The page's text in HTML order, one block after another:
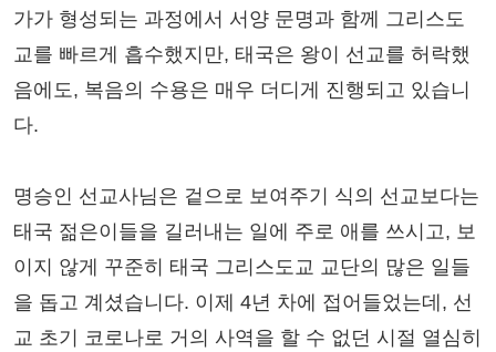
가가 형성되는 과정에서 서양 문명과 함께 그리스도
교를 빠르게 흡수했지만, 태국은 왕이 선교를 허락했
음에도, 복음의 수용은 매우 더디게 진행되고 있습니
다.
명승인 선교사님은 겉으로 보여주기 식의 선교보다는
태국 젊은이들을 길러내는 일에 주로 애를 쓰시고, 보
이지 않게 꾸준히 태국 그리스도교 교단의 많은 일들
을 돕고 계셨습니다. 이제 4년 차에 접어들었는데, 선
교 초기 코로나로 거의 사역을 할 수 없던 시절 열심히